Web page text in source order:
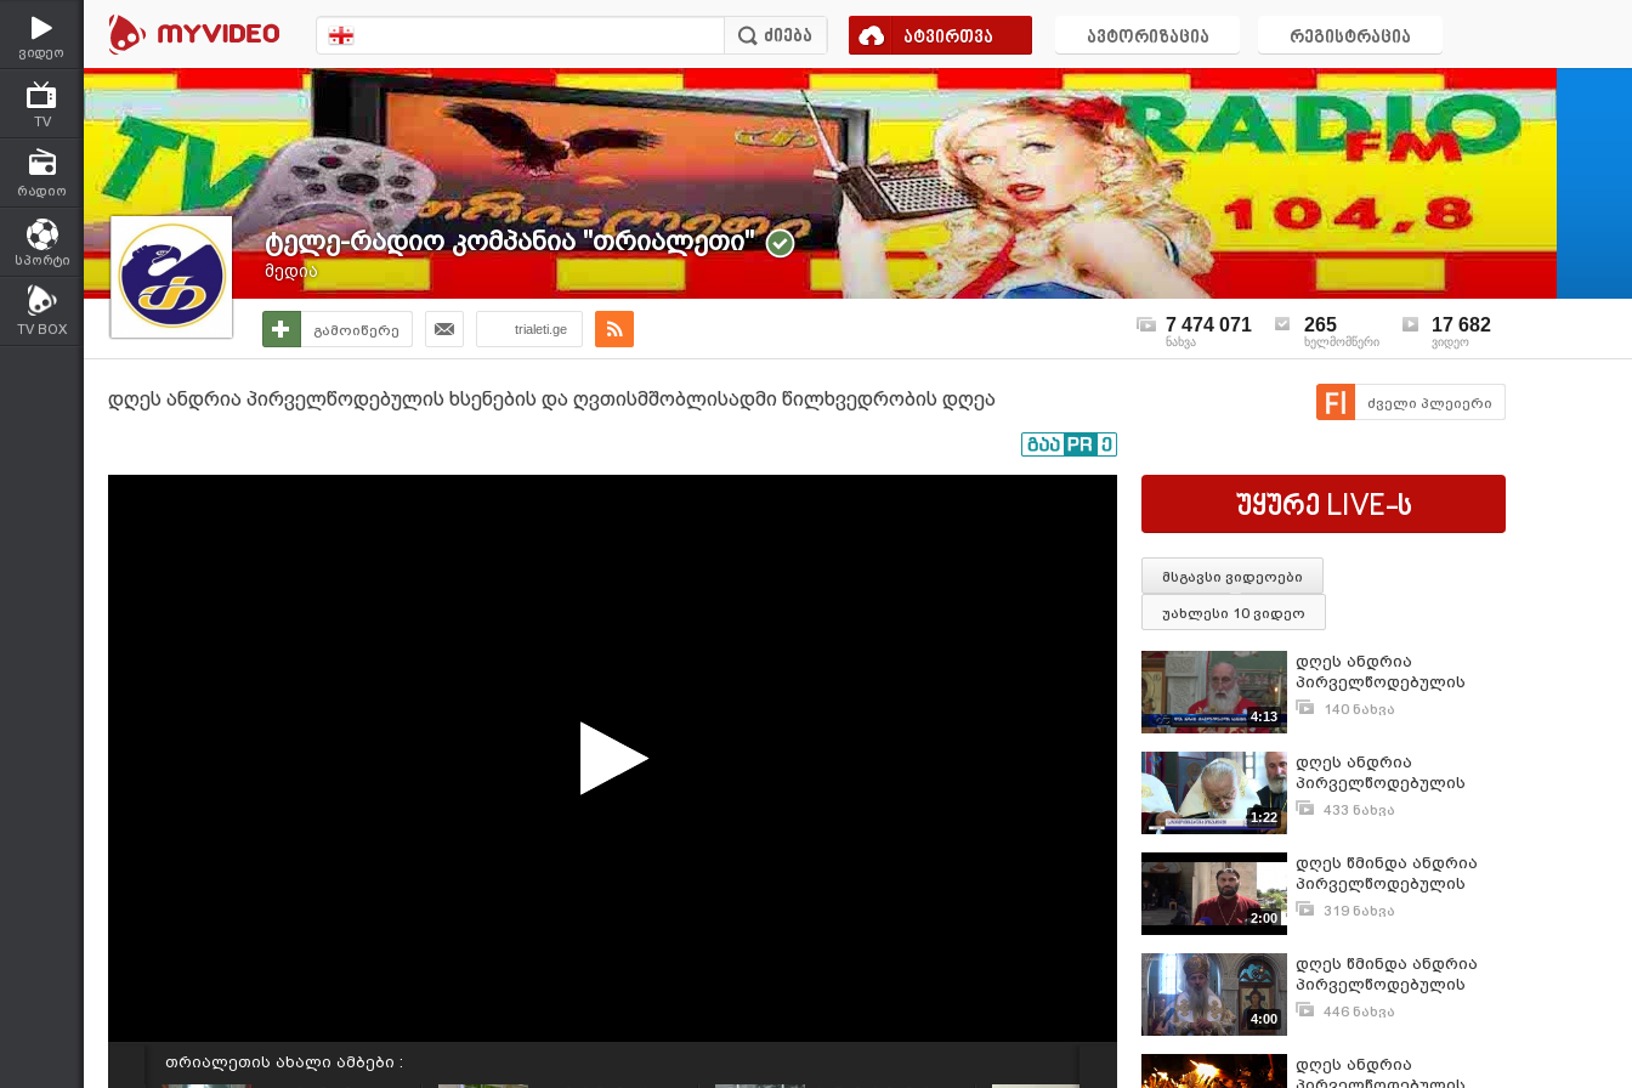
ვიდეო
TV
რადიო
სპორტი
TV BOX
ატვირთვა ავტორიზაცია რეგისტრაცია
ტელე-რადიო კომპანია ''თრიალეთი''
მედია
გამოიწერე trialeti.ge 7 474 071
ნახვა
265
ხელმომწერი
17 682
ვიდეო
დღეს ანდრია პირველწოდებულის ხსენების და ღვთისმშობლისადმი წილხვედრობის დღეა ძველი პლეიერი
თრიალეთის ახალი ამბები :
უყურე LIVE-ს
მსგავსი ვიდეოები
უახლესი 10 ვიდეო
4:13
დღეს ანდრია
პირველწოდებულის
ხსენების დღეა
140 ნახვა
1:22
დღეს ანდრია
პირველწოდებულის
ხსენების დღეა
433 ნახვა
2:00
დღეს წმინდა ანდრია
პირველწოდებულის
ხსენების დღეა
319 ნახვა
4:00
დღეს წმინდა ანდრია
პირველწოდებულის
ხსენების დღეა
446 ნახვა
დღეს ანდრია